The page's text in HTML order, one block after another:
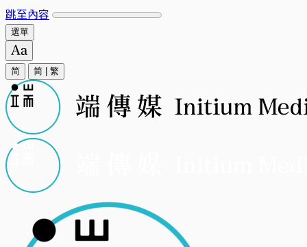
跳至內容
選單
简 简 繁